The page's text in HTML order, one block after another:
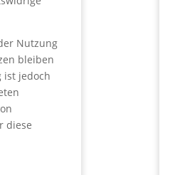
Nutzung
bleiben
ist jedoch
diese